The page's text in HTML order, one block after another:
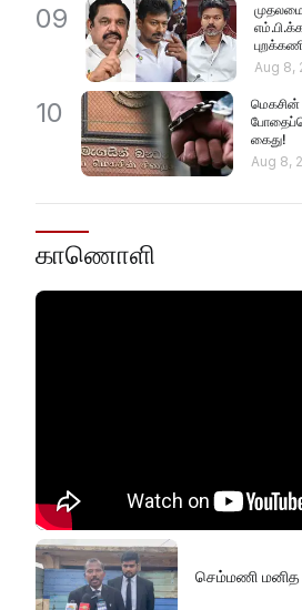
09
Aug 8,
10
மெகசின்
கைது!
Aug 8,
காணொளி
செம்மணி மனித